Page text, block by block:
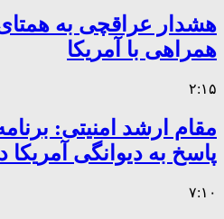
هشدار عراقچی به
همراهی با آمریکا
۲:۱۵
مقام ارشد امنیتی:
پاسخ به دیوانگی آمریکا
۷:۱۰